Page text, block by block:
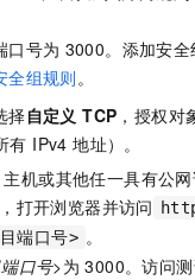
口号为 3000。添加安
全组规则。
择自定义 TCP ，授权对
有 IPv4 地址）。
主机或其他任一具有公
打开浏览器并访问
端口号> 。
口号>为 3000。访问